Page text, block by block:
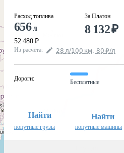
Расход топлива
656л
52 480 ₽
За Платон
8 132₽
Из расчёта: 28 л/100 км, 80 ₽/л
Дороги:
Бесплатные
Найти
попутные грузы
Найти
попутные машины